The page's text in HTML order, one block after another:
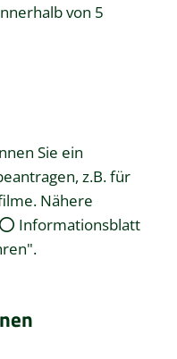
von 5
Sie ein
z.B. für
Nähere
Informationsblatt
".